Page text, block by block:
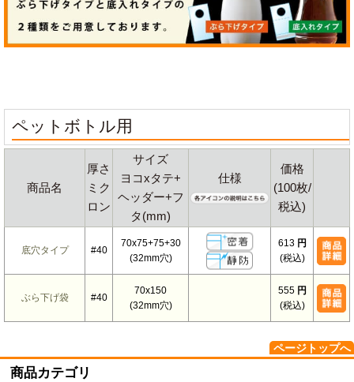
ペットボトル用
商品名
厚さ
ミク
ロン
サイズ
ヨコxタテ+
ヘッダー+フ
タ(mm)
仕様
価格
(100枚/
税込)
底穴タイプ #40
70x75+75+30
(32mm穴)
613 円
(税込)
ぶら下げ袋 #40
70x150
(32mm穴)
555 円
(税込)
ページトップへ
商品カテゴリ